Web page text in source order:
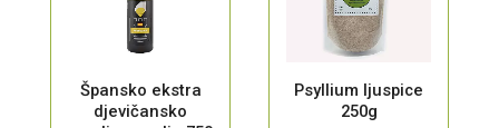
Špansko ekstra
djevičansko
Psyllium ljuspice
250g